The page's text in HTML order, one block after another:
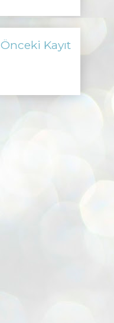
Önceki Kayıt